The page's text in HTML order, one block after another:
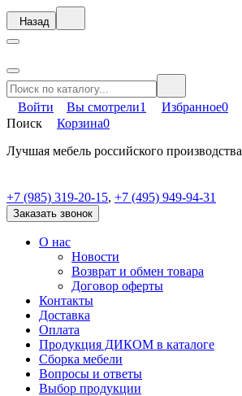
Назад
Войти Вы смотрели1 Избранное0
Поиск
Корзина0
Лучшая мебель российского производства
+7 (985) 319-20-15, +7 (495) 949-94-31
Заказать звонок
О нас
Новости
Возврат и обмен товара
Договор оферты
Контакты
Доставка
Оплата
Продукция ДИКОМ в каталоге
Сборка мебели
Вопросы и ответы
Выбор продукции